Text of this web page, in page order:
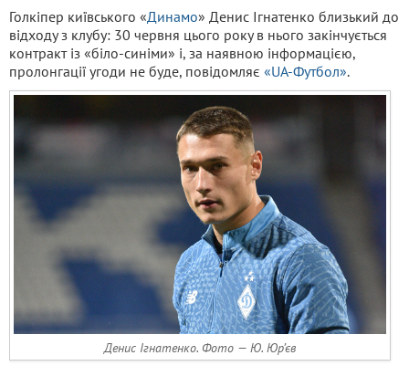
Голкіпер київського «Динамо» Денис Ігнатенко близький до
відходу з клубу: 30 червня цього року в нього закінчується
контракт із «біло-синіми» і, за наявною інформацією,
пролонгації угоди не буде, повідомляє «UA-Футбол».
Денис Ігнатенко. Фото — Ю. Юр’єв